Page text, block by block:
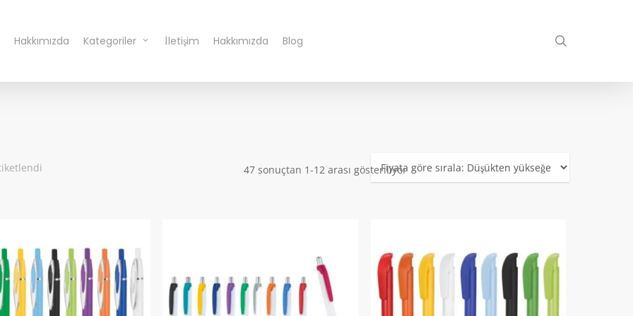
Hakkımızda Kategoriler İletişim Hakkımızda Blog
47 sonuçtan 1-12 arası gösteriliyorFiyata
göre